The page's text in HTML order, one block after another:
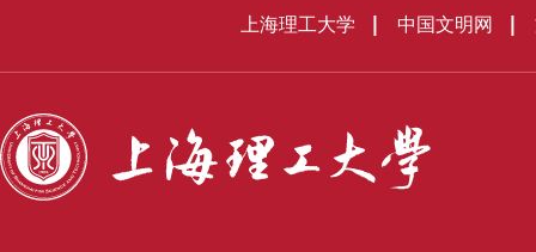
上海理工大学 中国文明网